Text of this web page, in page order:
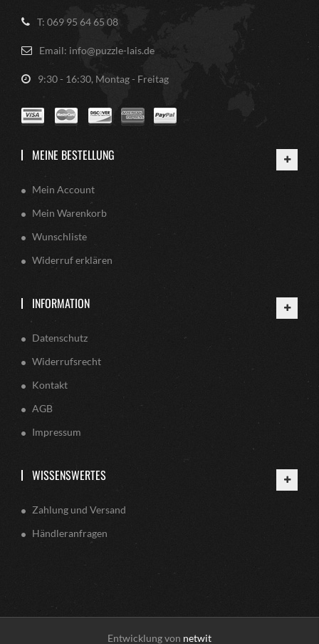
T: 069 95 64 65 08
Email: info@puzzle-lais.de
9:30 - 16:30, Montag - Freitag
MEINE BESTELLUNG
Mein Account
Mein Warenkorb
Wunschliste
Widerruf erklären
INFORMATION
Datenschutz
Widerrufsrecht
Kontakt
AGB
Impressum
WISSENSWERTES
Zahlung und Versand
Händleranfragen
Entwicklung von netwit